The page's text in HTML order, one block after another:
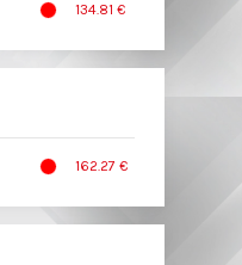
134.81 €
162.27 €